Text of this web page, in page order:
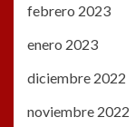
febrero 2023
enero 2023
diciembre 2022
noviembre 2022